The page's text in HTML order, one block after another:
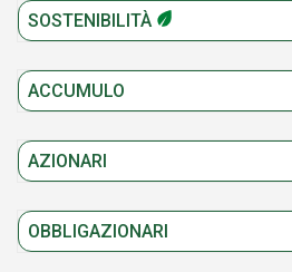
SOSTENIBILITÀ
ACCUMULO
AZIONARI
OBBLIGAZIONARI